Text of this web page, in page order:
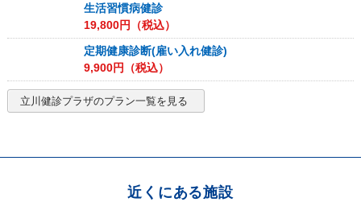
生活習慣病健診
19,800円（税込）
定期健康診断(雇い入れ健診)
9,900円（税込）
立川健診プラザのプラン一覧を見る
近くにある施設